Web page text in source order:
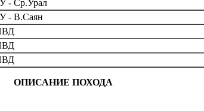
- Ср.Урал
- В.Саян
ОПИСАНИЕ ПОХОДА